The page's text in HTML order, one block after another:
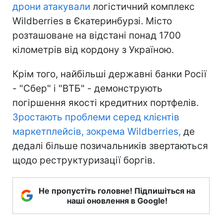
дрони атакували логістичний комплекс
Wildberries в Єкатеринбурзі. Місто
розташоване на відстані понад 1700
кілометрів від кордону з Україною.
Крім того, найбільші державні банки Росії
- "Сбер" і "ВТБ" - демонструють
погіршення якості кредитних портфелів.
Зростають проблеми серед клієнтів
маркетплейсів, зокрема Wildberries, де
дедалі більше позичальників звертаються
щодо реструктуризації боргів.
Не пропустіть головне! Підпишіться на
наші оновлення в Google!